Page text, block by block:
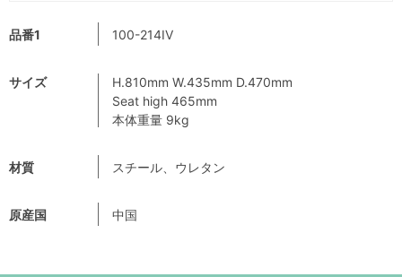
品番1 100-214IV
サイズ
H.810mm W.435mm D.470mm
Seat high 465mm
本体重量 9kg
材質 スチール、ウレタン
原産国 中国